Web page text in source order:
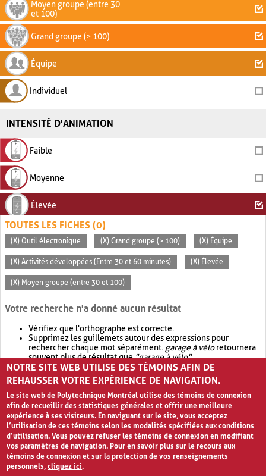
Moyen groupe (entre 30
et 100)
Grand groupe (> 100)
Équipe
Individuel
INTENSITÉ D'ANIMATION
Faible
Moyenne
Élevée
TOUTES LES FICHES (0)
(X) Outil électronique (X) Grand groupe (> 100) (X) Équipe
(X) Activités développées (Entre 30 et 60 minutes) (X) Élevée
(X) Moyen groupe (entre 30 et 100)
Votre recherche n'a donné aucun résultat
Vérifiez que l'orthographe est correcte.
Supprimez les guillemets autour des expressions pour
rechercher chaque mot séparément. garage à véloretournera
souvent plus de résultat que"garage à vélo".
Envisagez d'élargir votre recherche avec OR.garage OR vélo
retournera souvent plus de résultat quegarage à vélo
NOTRE SITE WEB UTILISE DES TÉMOINS AFIN DE
REHAUSSER VOTRE EXPÉRIENCE DE NAVIGATION.
Le site web de Polytechnique Montréal utilise des témoins de connexion
afin de recueillir des statistiques générales et offrir une meilleure
expérience à ses visiteurs. En naviguant sur le site, vous acceptez
l’utilisation de ces témoins selon les modalités spécifiées aux conditions
d’utilisation. Vous pouvez refuser les témoins de connexion en modifiant
vos paramètres de navigation. Pour en savoir plus sur le recours aux
témoins de connexion et sur la protection de vos renseignements
personnels,cliquez ici.